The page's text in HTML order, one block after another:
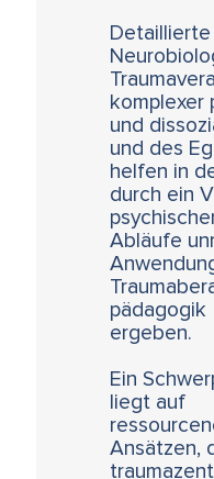
komplexer
und
und des
helfen in
durch ein
Abläufe
pädagogik
ergeben.
Ein
liegt auf
Ansätzen,